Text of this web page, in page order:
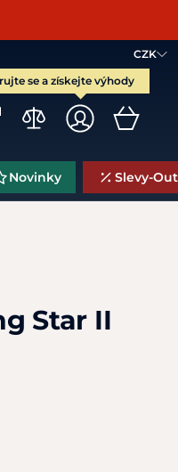
CZK
se a získejte výhody
Novinky Slevy-
Star II